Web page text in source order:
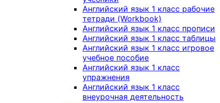
Английский язык 1 класс рабочие
тетради (Workbook)
Английский язык 1 класс прописи
Английский язык 1 класс таблицы
Английский язык 1 класс игровое
учебное пособие
Английский язык 1 класс
упражнения
Английский язык 1 класс
внеурочная деятельность